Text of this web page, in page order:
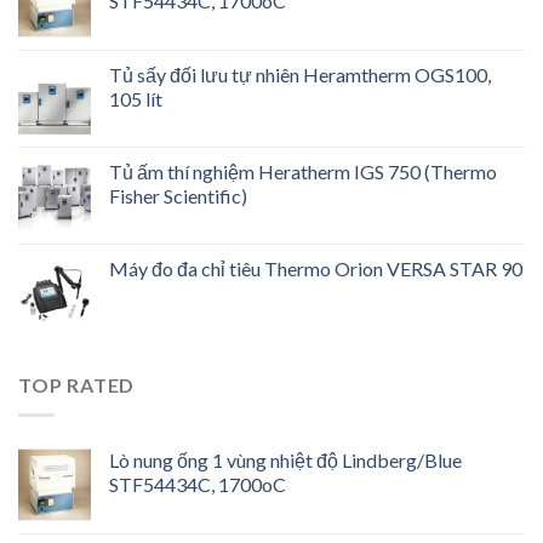
Tủ sấy đối lưu tự nhiên Heramtherm OGS100,
105 lít
Tủ ấm thí nghiệm Heratherm IGS 750 (Thermo
Fisher Scientific)
Máy đo đa chỉ tiêu Thermo Orion VERSA STAR 90
TOP RATED
Lò nung ống 1 vùng nhiệt độ Lindberg/Blue
STF54434C, 1700oC